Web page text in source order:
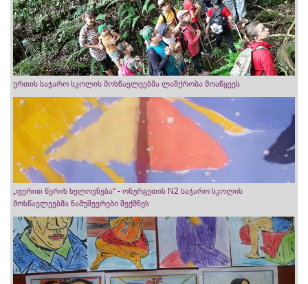
ურთის საჯარო სკოლის მოსწავლეებმა ლაშქრობა მოაწყვეს
„ფერით წერის ხელოვნება“ - ოზურგეთის N2 საჯარო სკოლის
მოსწავლეებმა ნამუშევრები შექმნეს